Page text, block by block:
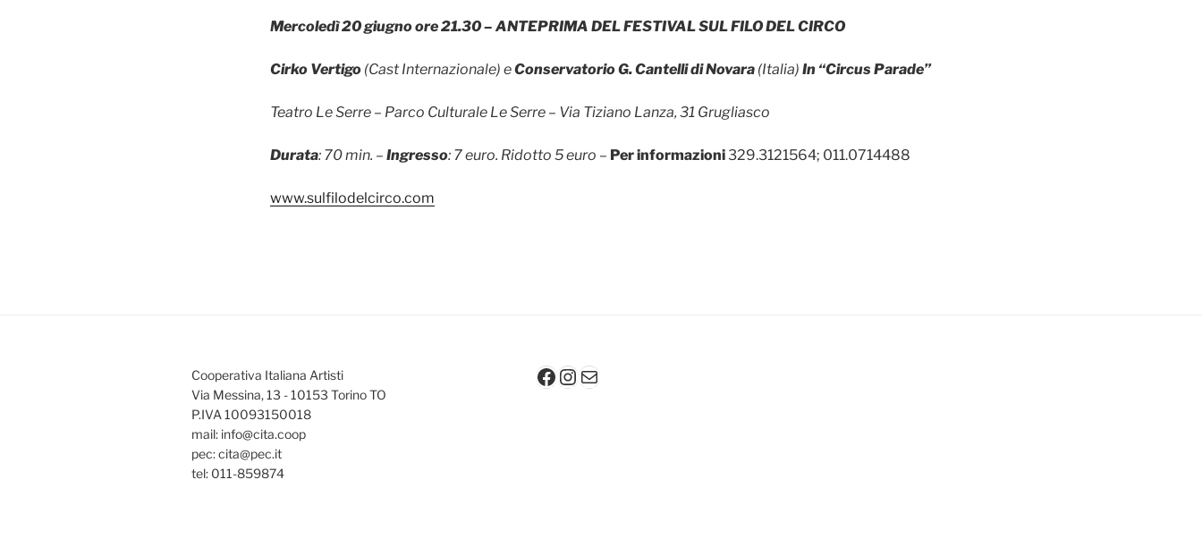
Mercoledì 20 giugno ore 21.30 – ANTEPRIMA DEL FESTIVAL SUL FILO DEL CIRCO
Cirko Vertigo (Cast Internazionale) eConservatorio G. Cantelli di Novara (Italia) In “Circus Parade”
Teatro Le Serre – Parco Culturale Le Serre – Via Tiziano Lanza, 31 Grugliasco
Durata: 70 min. – Ingresso: 7 euro. Ridotto 5 euro – Per informazioni329.3121564; 011.0714488
www.sulfilodelcirco.com
Cooperativa Italiana Artisti
Via Messina, 13 - 10153 Torino TO
P.IVA 10093150018
mail: info@cita.coop
pec: cita@pec.it
tel: 011-859874
Facebook
Instagram
Mail